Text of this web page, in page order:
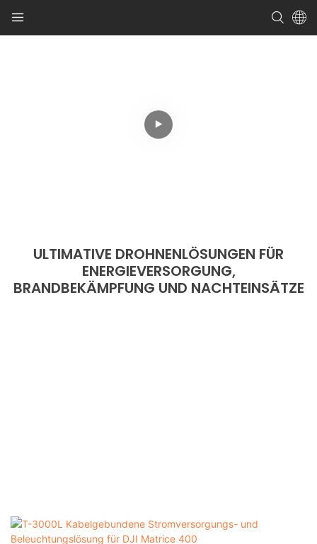
ULTIMATIVE DROHNENLÖSUNGEN FÜR
ENERGIEVERSORGUNG,
BRANDBEKÄMPFUNG UND NACHTEINSÄTZE